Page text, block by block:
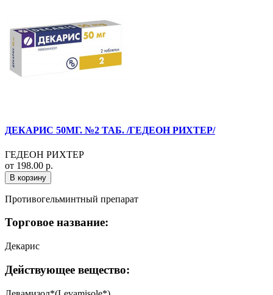
ДЕКАРИС 50МГ. №2 ТАБ. /ГЕДЕОН РИХТЕР/
ГЕДЕОН РИХТЕР
от 198.00 р.
В корзину
Противогельминтный препарат
Торговое название:
Декарис
Действующее вещество: